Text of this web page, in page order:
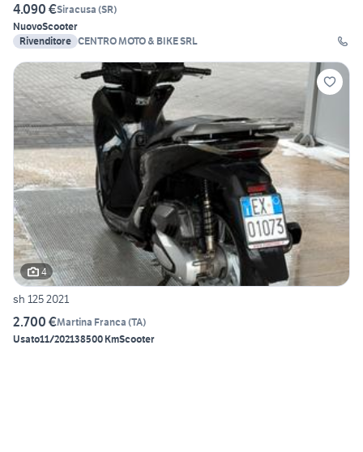
4.090 €Siracusa (SR)
NuovoScooter
Rivenditore
CENTRO MOTO & BIKE SRL
4
sh 125 2021
2.700 €Martina Franca (TA)
Usato11/202138500 KmScooter